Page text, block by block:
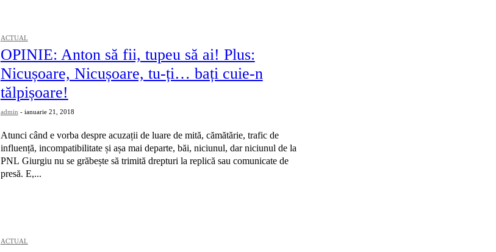
ACTUAL
OPINIE: Anton să fii, tupeu să ai! Plus:
Nicușoare, Nicușoare, tu-ți… bați cuie-n
tălpișoare!
admin - ianuarie 21, 2018
Atunci când e vorba despre acuzații de luare de mită, cămătărie, trafic de
influență, incompatibilitate și așa mai departe, băi, niciunul, dar niciunul de la
PNL Giurgiu nu se grăbește să trimită drepturi la replică sau comunicate de
presă. E,...
ACTUAL